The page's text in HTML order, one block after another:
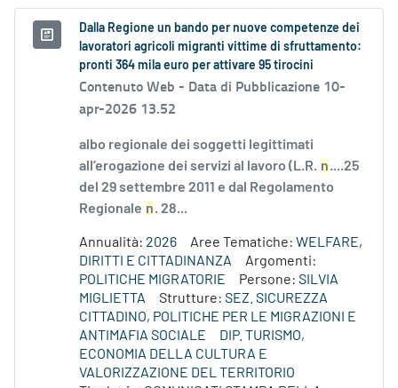
Dalla Regione un bando per nuove competenze dei
lavoratori agricoli migranti vittime di sfruttamento:
pronti 364 mila euro per attivare 95 tirocini
Contenuto Web - Data di Pubblicazione 10-
apr-2026 13.52
albo regionale dei soggetti legittimati
all’erogazione dei servizi al lavoro (L.R. n....25
del 29 settembre 2011 e dal Regolamento
Regionale n. 28...
Annualità: 2026 Aree Tematiche: WELFARE,
DIRITTI E CITTADINANZA
Argomenti:
POLITICHE MIGRATORIE
Persone: SILVIA
MIGLIETTA
Strutture: SEZ. SICUREZZA
CITTADINO, POLITICHE PER LE MIGRAZIONI E
ANTIMAFIA SOCIALE
DIP. TURISMO,
ECONOMIA DELLA CULTURA E
VALORIZZAZIONE DEL TERRITORIO